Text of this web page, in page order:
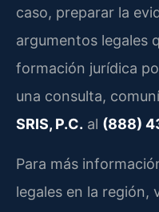
caso, preparar la
argumentos legales
formación jurídica
una consulta,
SRIS, P.C. al (888)
Para más
legales en la región,